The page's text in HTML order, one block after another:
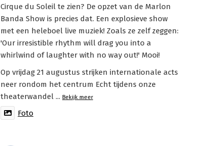
Cirque du Soleil te zien? De opzet van de Marlon
Banda Show is precies dat. Een explosieve show
met een heleboel live muziek! Zoals ze zelf zeggen:
'Our irresistible rhythm will drag you into a
whirlwind of laughter with no way out!' Mooi!
Op vrijdag 21 augustus strijken internationale acts
neer rondom het centrum Echt tijdens onze
theaterwandel ... Bekijk meer
Foto